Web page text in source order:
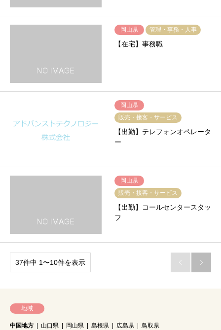
岡山県 管理・事務・人事
【在宅】事務職
岡山県
販売・接客・サービス
【出勤】テレフォンオペレータ
ー
岡山県
販売・接客・サービス
【出勤】コールセンタースタッ
フ
37件中 1〜10件を表示  
地域
中国地方 山口県 岡山県 島根県 広島県
鳥取県